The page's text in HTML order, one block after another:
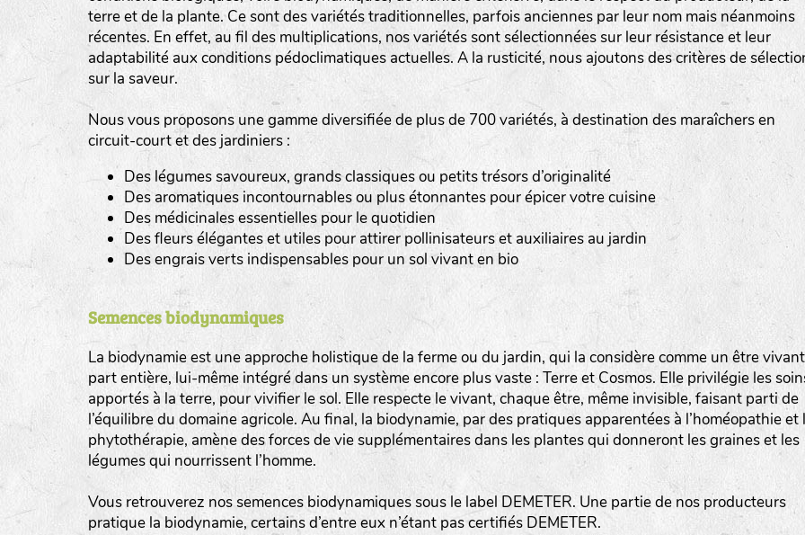
terre et de la plante. Ce sont des variétés traditionnelles, parfois anciennes par leur nom mais néanmoins
récentes. En effet, au fil des multiplications, nos variétés sont sélectionnées sur leur résistance et leur
adaptabilité aux conditions pédoclimatiques actuelles. A la rusticité, nous ajoutons des critères de
sur la saveur.
Nous vous proposons une gamme diversifiée de plus de 700 variétés, à destination des maraîchers en
circuit-court et des jardiniers :
Des légumes savoureux, grands classiques ou petits trésors d’originalité
Des aromatiques incontournables ou plus étonnantes pour épicer votre cuisine
Des médicinales essentielles pour le quotidien
Des fleurs élégantes et utiles pour attirer pollinisateurs et auxiliaires au jardin
Des engrais verts indispensables pour un sol vivant en bio
Semences biodynamiques
La biodynamie est une approche holistique de la ferme ou du jardin, qui la considère comme un être
part entière, lui-même intégré dans un système encore plus vaste : Terre et Cosmos. Elle privilégie les
apportés à la terre, pour vivifier le sol. Elle respecte le vivant, chaque être, même invisible, faisant parti de
l’équilibre du domaine agricole. Au final, la biodynamie, par des pratiques apparentées à l’homéopathie et
phytothérapie, amène des forces de vie supplémentaires dans les plantes qui donneront les graines et les
légumes qui nourrissent l’homme.
Vous retrouverez nos semences biodynamiques sous le label DEMETER. Une partie de nos producteurs
pratique la biodynamie, certains d’entre eux n’étant pas certifiés DEMETER.
LA RÉFÉRENCE :F BEL20BPA1A (en haut à
F : Fleurs.
Les autres catégories étant :
E
: Engrais vert
L: Légumes
A: Aromatiques
BEL : Code de la variété
(Ici Belle de nuit)
20 : Année de récolte
(ici 2020)
BPA : Initiales du producteur ou du fournisseur de
semence.
1 : Numéro d’ordre du lot
A : Sans calibre.
: Gros
: Moyen calibre
P: Petit calibre
haies
zone sauvage
mare
tas de compost
fleurs
animaux domestiques
animaux sauvages
biodiversité cultivée